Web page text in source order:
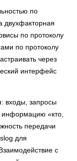
по
двухфакторная
по протоколу
по протоколу
через
интерфейс
входы, запросы
информацию «кто,
передачи
для
с